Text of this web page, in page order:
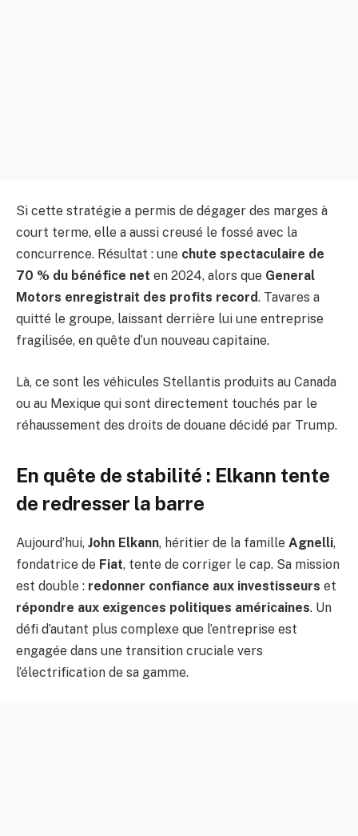
Si cette stratégie a permis de dégager des marges à
court terme, elle a aussi creusé le fossé avec la
concurrence. Résultat : une chute spectaculaire de
70 % du bénéfice net en 2024, alors que General
Motors enregistrait des profits record. Tavares a
quitté le groupe, laissant derrière lui une entreprise
fragilisée, en quête d’un nouveau capitaine.
Là, ce sont les véhicules Stellantis produits au Canada
ou au Mexique qui sont directement touchés par le
réhaussement des droits de douane décidé par Trump.
En quête de stabilité : Elkann tente
de redresser la barre
Aujourd’hui, John Elkann, héritier de la famille Agnelli,
fondatrice de Fiat, tente de corriger le cap. Sa mission
est double : redonner confiance aux investisseurs et
répondre aux exigences politiques américaines. Un
défi d’autant plus complexe que l’entreprise est
engagée dans une transition cruciale vers
l’électrification de sa gamme.